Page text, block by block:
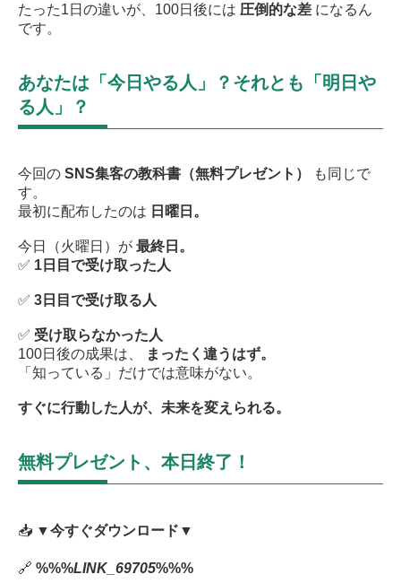
たった1日の違いが、100日後には 圧倒的な差 になるん
です。
あなたは「今日やる人」？それとも「明日や
る人」？
今回の SNS集客の教科書（無料プレゼント）
も同じで
す。
最初に配布したのは 日曜日。
今日（火曜日）が 最終日。
✅ 1日目で受け取った人
✅ 3日目で受け取る人
✅ 受け取らなかった人
100日後の成果は、
まったく違うはず。
「知っている」だけでは意味がない。
すぐに行動した人が、未来を変えられる。
無料プレゼント、本日終了！
📥 ▼今すぐダウンロード▼
🔗 %%%LINK_69705%%%